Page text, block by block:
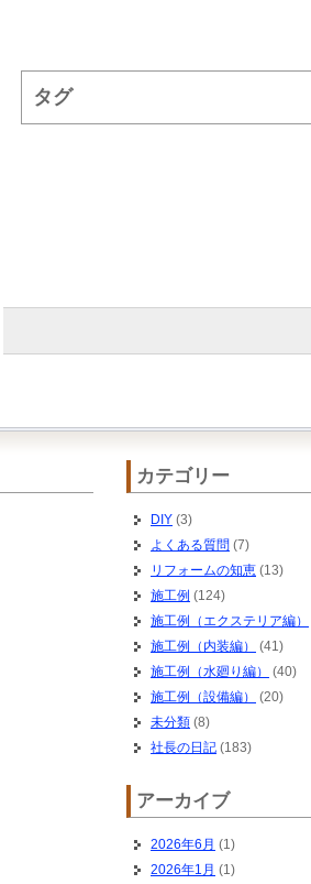
タグ
カテゴリー
DIY (3)
よくある質問 (7)
リフォームの知恵 (13)
施工例 (124)
施工例（エクステリア編）
施工例（内装編）
(41)
施工例（水廻り編）
(40)
施工例（設備編）
(20)
未分類 (8)
社長の日記 (183)
アーカイブ
2026年6月 (1)
2026年1月 (1)